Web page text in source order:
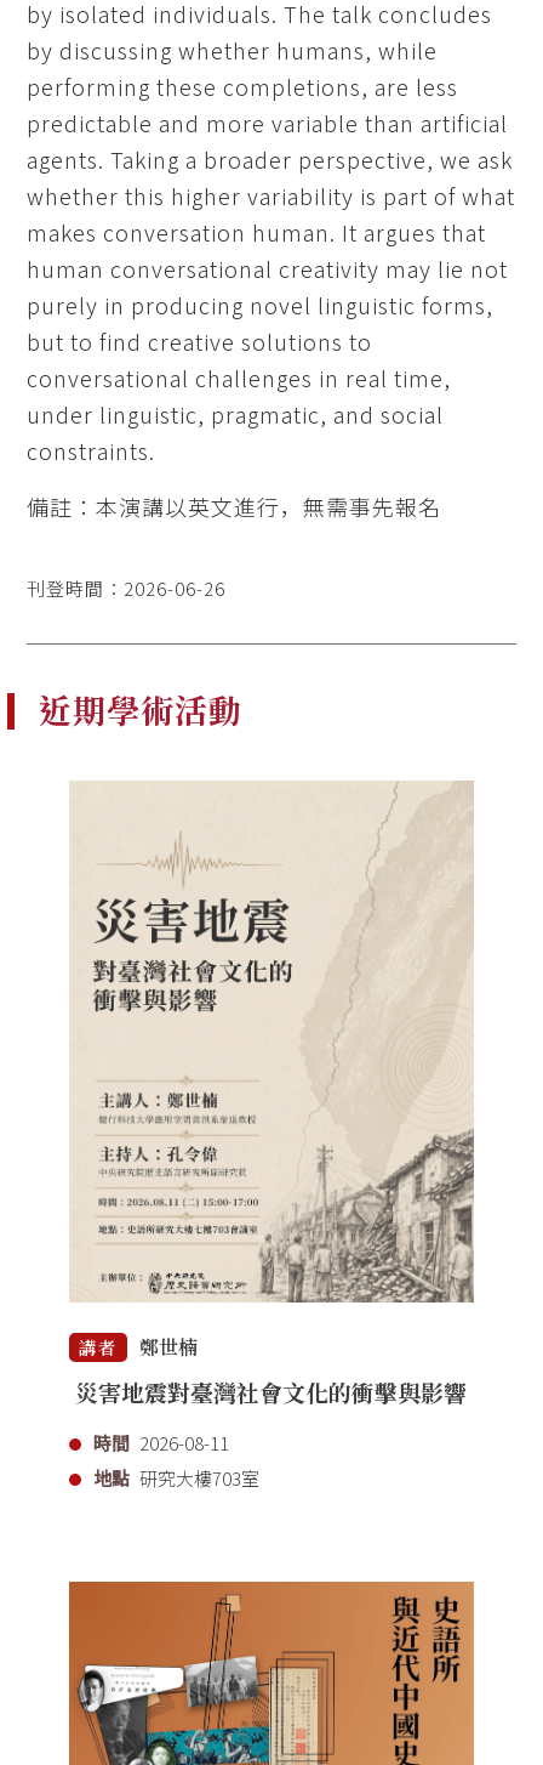
by isolated individuals. The talk concludes
by discussing whether humans, while
performing these completions, are less
predictable and more variable than artificial
agents. Taking a broader perspective, we ask
whether this higher variability is part of what
makes conversation human. It argues that
human conversational creativity may lie not
purely in producing novel linguistic forms,
but to find creative solutions to
conversational challenges in real time,
under linguistic, pragmatic, and social
constraints.
備註：本演講以英文進行，無需事先報名
刊登時間：2026-06-26
近期學術活動
講者 鄭世楠
災害地震對臺灣社會文化的衝擊與影響
時間 2026-08-11
地點 研究大樓703室